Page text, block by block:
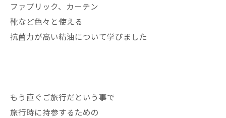
ファブリック、カーテン
靴など色々と使える
抗菌力が高い精油について学びました
もう直ぐご旅行だという事で
旅行時に持参するための